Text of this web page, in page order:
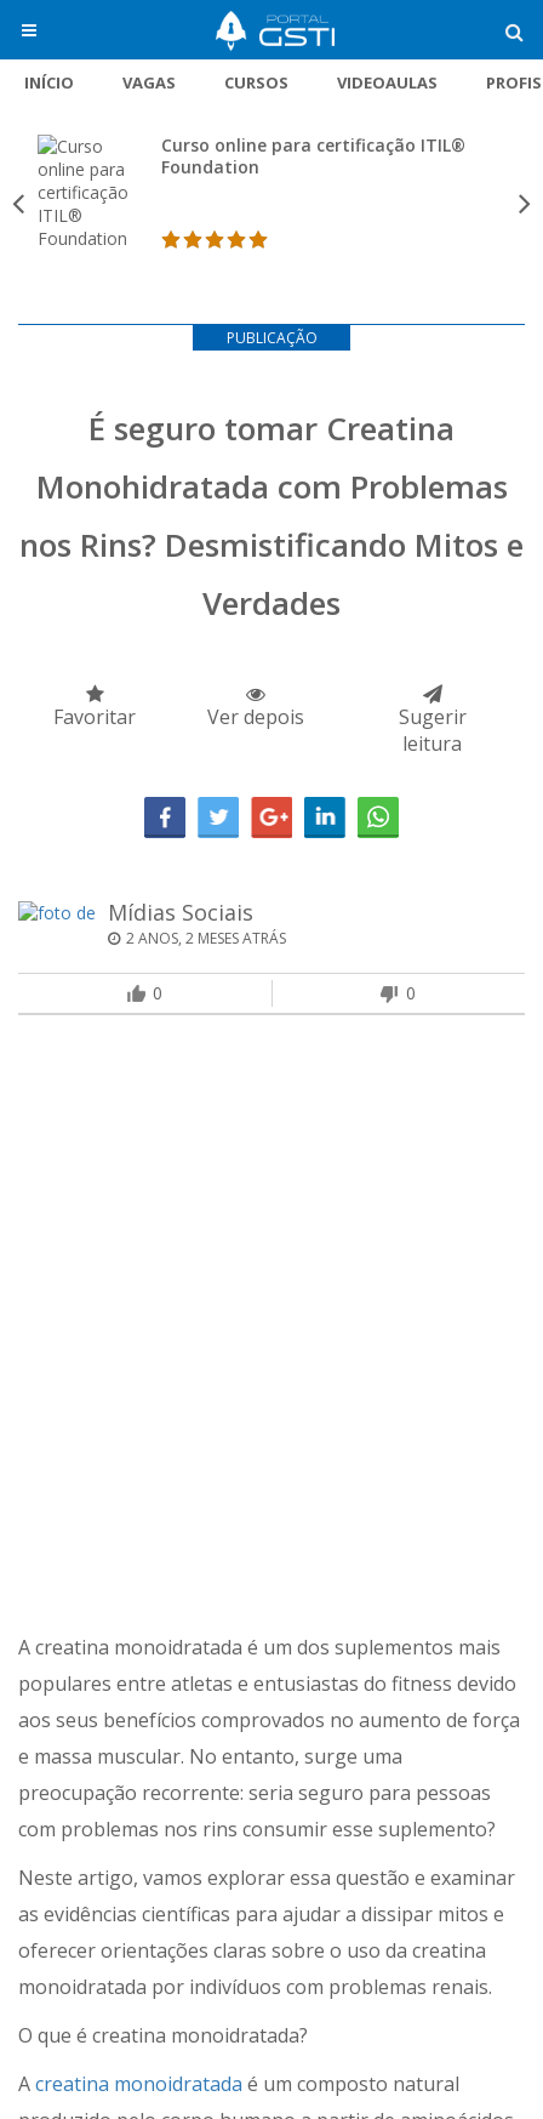
INÍCIO VAGAS CURSOS VIDEOAULAS
Curso online para certificação ITIL®
Foundation
PUBLICAÇÃO
É seguro tomar Creatina
Monohidratada com Problemas
nos Rins? Desmistificando Mitos e
Verdades
Favoritar Ver depois
Sugerir
leitura
Mídias Sociais
2 ANOS, 2 MESES ATRÁS
0 0
A creatina monoidratada é um dos suplementos mais
populares entre atletas e entusiastas do fitness devido
aos seus benefícios comprovados no aumento de força
e massa muscular. No entanto, surge uma
preocupação recorrente: seria seguro para pessoas
com problemas nos rins consumir esse suplemento?
Neste artigo, vamos explorar essa questão e examinar
as evidências científicas para ajudar a dissipar mitos e
oferecer orientações claras sobre o uso da creatina
monoidratada por indivíduos com problemas renais.
O que é creatina monoidratada?
Acreatina monoidratada é um composto natural